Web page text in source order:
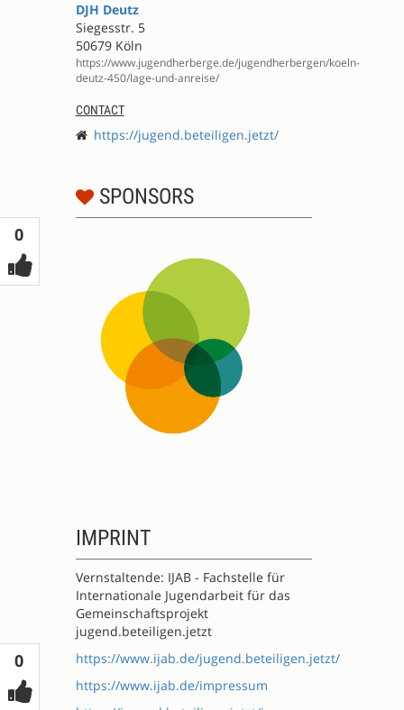
0Votes
0Votes
DJH Deutz
Siegesstr. 5
50679 Köln
https://www.jugendherberge.de/jugendherbergen/koeln-
deutz-450/lage-und-anreise/
CONTACT
https://jugend.beteiligen.jetzt/
SPONSORS
IMPRINT
Vernstaltende: IJAB - Fachstelle für
Internationale Jugendarbeit für das
Gemeinschaftsprojekt
jugend.beteiligen.jetzt
https://www.ijab.de/jugend.beteiligen.jetzt/
https://www.ijab.de/impressum